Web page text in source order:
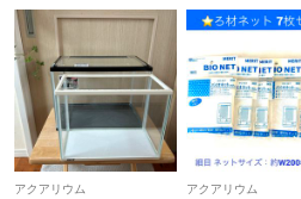
アクアリウム アクアリウム